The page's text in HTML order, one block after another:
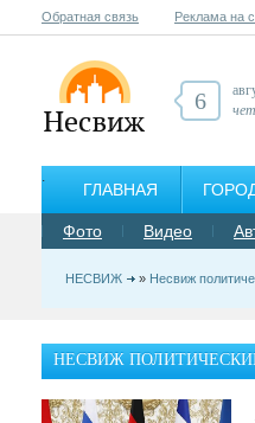
Обратная связь Реклама на
6
ГЛАВНАЯ
Фото Видео
НЕСВИЖ » Несвиж
НЕСВИЖ